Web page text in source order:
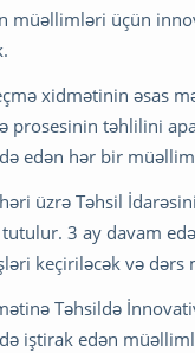
müəllimləri üçün
xidmətinin əsas
prosesinin təhlilini
edən hər bir
üzrə Təhsil
tutulur. 3 ay davam
keçiriləcək və dərs
Təhsildə
iştirak edən